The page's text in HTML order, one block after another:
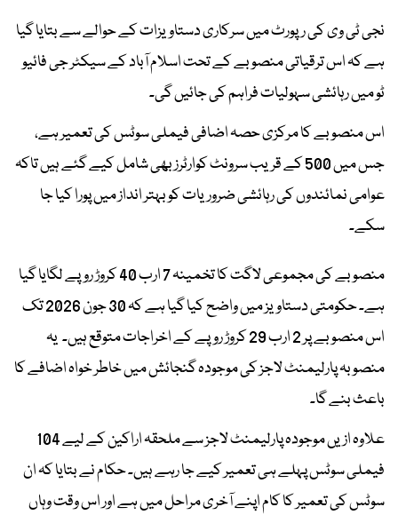
نجی ٹی وی کی رپورٹ میں سرکاری دستاویزات کے حوالے سے بتایا گیا
ہے کہ اس ترقیاتی منصوبے کے تحت اسلام آباد کے سیکٹر جی فائیو
ٹو میں رہائشی سہولیات فراہم کی جائیں گی۔
اس منصوبے کا مرکزی حصہ اضافی فیملی سوٹس کی تعمیر ہے،
جس میں 500 کے قریب سرونٹ کوارٹرز بھی شامل کیے گئے ہیں تاکہ
عوامی نمائندوں کی رہائشی ضروریات کو بہتر انداز میں پورا کیا جا
سکے۔
منصوبے کی مجموعی لاگت کا تخمینہ 7 ارب 40 کروڑ روپے لگایا گیا
ہے۔ حکومتی دستاویز میں واضح کیا گیا ہے کہ 30 جون 2026 تک
اس منصوبے پر 2 ارب 29 کروڑ روپے کے اخراجات متوقع ہیں۔ یہ
منصوبہ پارلیمنٹ لاجز کی موجودہ گنجائش میں خاطر خواہ اضافے کا
باعث بنے گا۔
علاوہ ازیں موجودہ پارلیمنٹ لاجز سے ملحقہ اراکین کے لیے 104
فیملی سوٹس پہلے ہی تعمیر کیے جا رہے ہیں۔ حکام نے بتایا کہ ان
سوٹس کی تعمیر کا کام اپنے آخری مراحل میں ہے اور اس وقت وہاں